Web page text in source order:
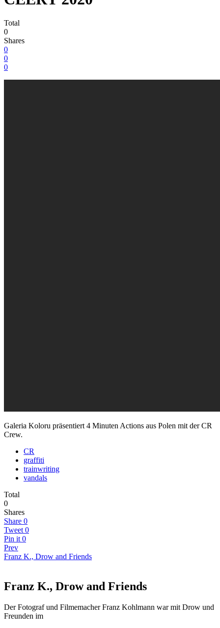
Total
0
Shares
0
0
0
Galeria Koloru präsentiert 4 Minuten Actions aus Polen mit der CR
Crew.
CR
graffiti
trainwriting
vandals
Total
0
Shares
Share 0
Tweet 0
Pin it 0
Prev
Franz K., Drow and Friends
Franz K., Drow and Friends
Der Fotograf und Filmemacher Franz Kohlmann war mit Drow und
Freunden im